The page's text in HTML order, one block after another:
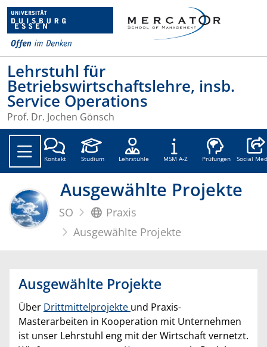
Lehrstuhl für
Betriebswirtschaftslehre, insb.
Service Operations
Prof. Dr. Jochen Gönsch
Kontakt Studium Lehrstühle MSM A-Z Prüfungen Social
Ausgewählte Projekte
SO
Praxis
Ausgewählte Projekte
Ausgewählte Projekte
Über Drittmittelprojekte und Praxis-
Masterarbeiten in Kooperation mit Unternehmen
ist unser Lehrstuhl eng mit der Wirtschaft vernetzt.